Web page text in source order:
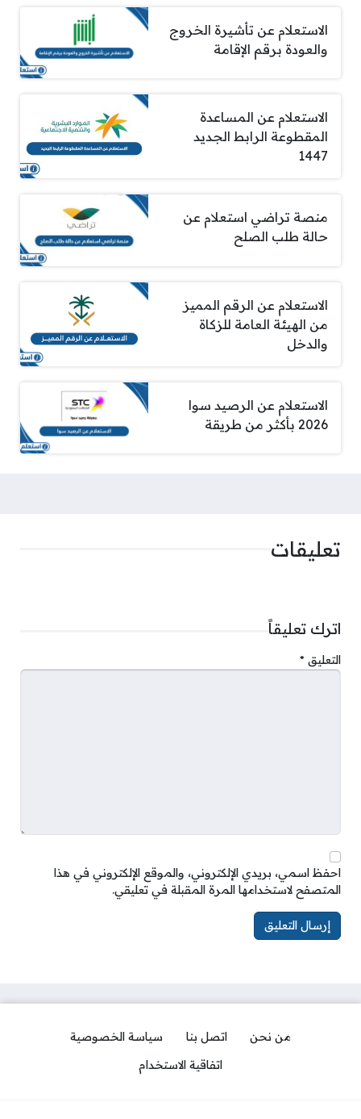
الاستعلام عن تأشيرة الخروج
والعودة برقم الإقامة
الاستعلام عن المساعدة
المقطوعة الرابط الجديد
1447
منصة تراضي استعلام عن
حالة طلب الصلح
الاستعلام عن الرقم المميز
من الهيئة العامة للزكاة
والدخل
الاستعلام عن الرصيد سوا
2026 بأكثر من طريقة
تعليقات
اترك تعليقاً
التعليق *
احفظ اسمي، بريدي الإلكتروني، والموقع الإلكتروني في هذا
المتصفح لاستخدامها المرة المقبلة في تعليقي.
من نحن اتصل بنا
سياسة الخصوصية
اتفاقية الاستخدام